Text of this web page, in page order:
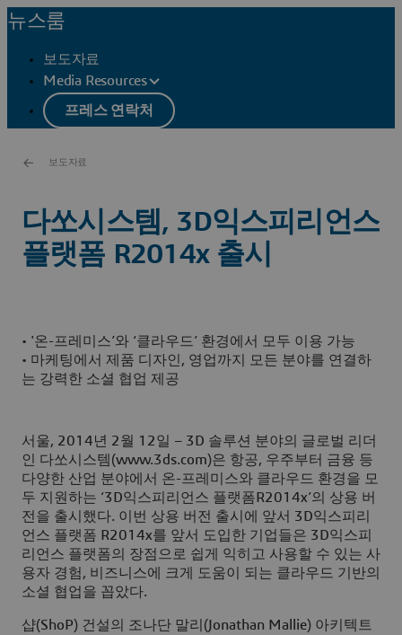
뉴스룸
보도자료
Media Resources
프레스 연락처
보도자료
다쏘시스템, 3D익스피리언스
플랫폼 R2014x 출시
• '온-프레미스’와 ‘클라우드’ 환경에서 모두 이용 가능
• 마케팅에서 제품 디자인, 영업까지 모든 분야를 연결하
는 강력한 소셜 협업 제공
서울, 2014년 2월 12일 – 3D 솔루션 분야의 글로벌 리더
인 다쏘시스템(www.3ds.com)은 항공, 우주부터 금융 등
다양한 산업 분야에서 온-프레미스와 클라우드 환경을 모
두 지원하는 ‘3D익스피리언스 플랫폼R2014x’의 상용 버
전을 출시했다. 이번 상용 버전 출시에 앞서 3D익스피리
언스 플랫폼 R2014x를 앞서 도입한 기업들은 3D익스피
리언스 플랫폼의 장점으로 쉽게 익히고 사용할 수 있는 사
용자 경험, 비즈니스에 크게 도움이 되는 클라우드 기반의
소셜 협업을 꼽았다.
샵(ShoP) 건설의 조나단 말리(Jonathan Mallie) 아키텍트